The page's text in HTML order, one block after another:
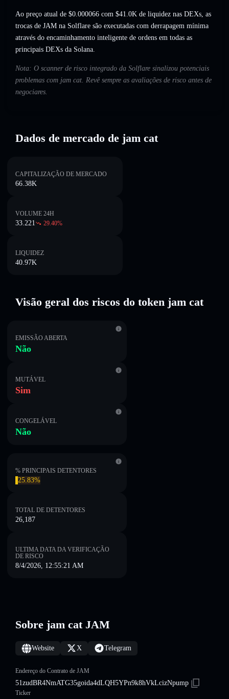
Ao preço atual de $0.000066 com $41.0K de liquidez nas DEXs, as
trocas de JAM na Solflare são executadas com derrapagem mínima
através do encaminhamento inteligente de ordens em todas as
principais DEXs da Solana.
Nota: O scanner de risco integrado da Solflare sinalizou potenciais
problemas com jam cat. Revê sempre as avaliações de risco antes de
negociares.
Dados de mercado de jam cat
CAPITALIZAÇÃO DE MERCADO
66.38K
VOLUME 24H
33.221 29.40%
LIQUIDEZ
40.97K
Visão geral dos riscos do token jam cat
EMISSÃO ABERTA
Não
MUTÁVEL
Sim
CONGELÁVEL
Não
% PRINCIPAIS DETENTORES
25.83%
TOTAL DE DETENTORES
26,187
ULTIMA DATA DA VERIFICAÇÃO
DE RISCO
8/4/2026, 12:55:21 AM
Sobre jam cat JAM
Website X Telegram
Endereço do Contrato de JAM
51zudBR4NmATG35goida4dLQH5YPn9k8hVkLcizNpump
Ticker